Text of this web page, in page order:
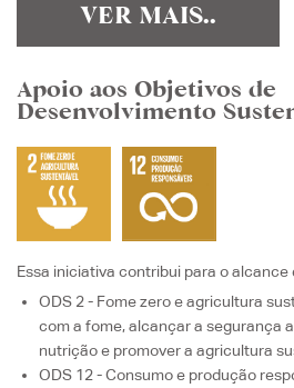
VER MAIS..
Apoio aos Objetivos de
Desenvolvimento
Essa iniciativa contribui para o alcance
ODS 2 - Fome zero e agricultura
com a fome, alcançar a segurança
nutrição e promover a agricultura
ODS 12 - Consumo e produção